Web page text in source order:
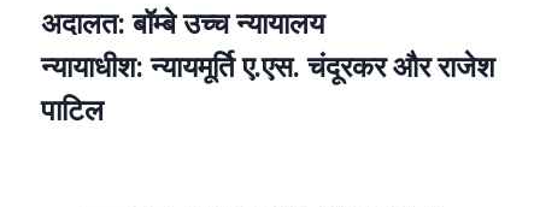
अदालत: बॉम्बे उच्च न्यायालय
न्यायाधीश: न्यायमूर्ति ए.एस. चंदूरकर और राजेश
पाटिल